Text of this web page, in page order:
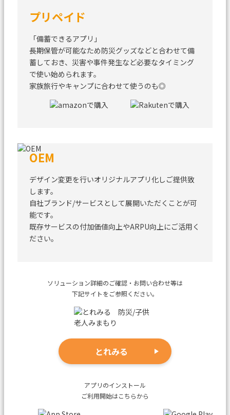
プリペイド
「備蓄できるアプリ」
長期保管が可能なため防災グッズなどと合わせて備
蓄しておき、 災害や事件発生など必要なタイミング
で使い始められます。
家族旅行やキャンプに合わせて使うのも◎
OEM
デザイン変更を行いオリジナルアプリ化しご提供致
します。
自社ブランド/サービスとして展開いただくことが可
能です。
既存サービスの付加価値向上やARPU向上にご活用く
ださい。
ソリューション詳細のご確認・お問い合わせ等は
下記サイトをご参照ください。
とれみる
アプリのインストール
ご利用開始はこちらから